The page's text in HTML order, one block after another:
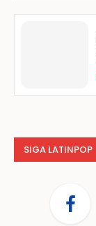
SIGA LATINPOP